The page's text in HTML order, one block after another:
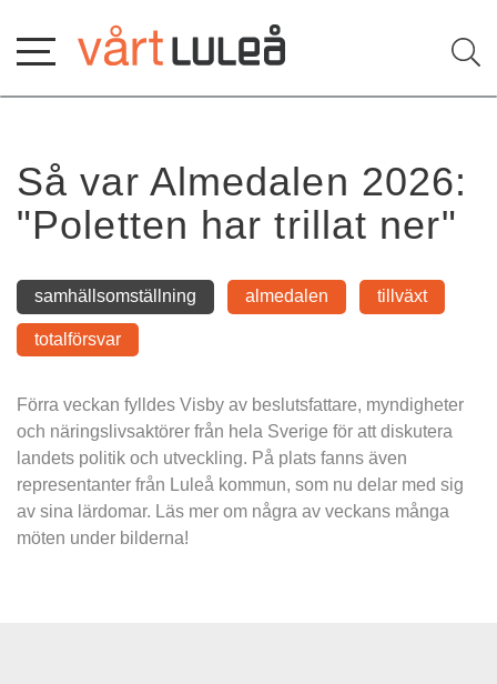
innehåll
Så var Almedalen 2026:
"Poletten har trillat ner"
samhällsomställning almedalen tillväxt
totalförsvar
Förra veckan fylldes Visby av beslutsfattare, myndigheter
och näringslivsaktörer från hela Sverige för att diskutera
landets politik och utveckling. På plats fanns även
representanter från Luleå kommun, som nu delar med sig
av sina lärdomar. Läs mer om några av veckans många
möten under bilderna!